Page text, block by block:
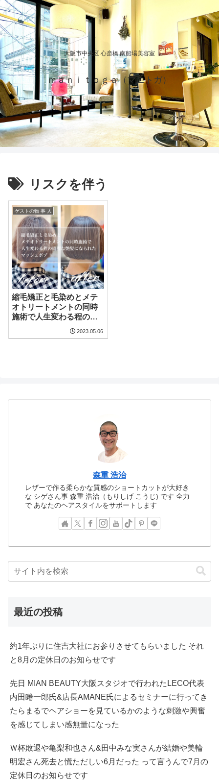
大阪市中央区 心斎橋 南船場美容室
ｍａｎｉｔｏｇａ（マニトガ）
リスクを伴う
ゲストの物 事 人
縮毛矯正と毛染めとメテ
オトリートメントの同時
施術で人生変わる程の艶
髪になられたマッシュボ
ブ
2023.05.06
森重 浩治
レザーで作る柔らかな質感のショートカットが大好き
な シゲさん事 森重 浩治（もりしげ こうじ) です 全力
で あなたのヘアスタイルをサポートします
最近の投稿
約1年ぶりに住吉大社にお参りさせてもらいました それ
と8月の定休日のお知らせです
先日 MIAN BEAUTY大阪スタジオで行われたLECO代表
内田睠一郎氏&店長AMANE氏によるセミナーに行ってき
たらまるでヘアショーを見ているかのような刺激や興奮
を感じてしまい感無量になった
Ｗ杯敗退や亀梨和也さん&田中みな実さんが結婚や美輪
明宏さん死去と慌ただしい6月だった って言うんで7月の
定休日のお知らせです